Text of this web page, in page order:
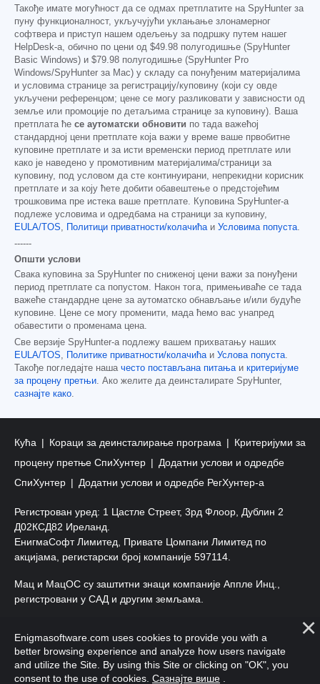
Такође имате могућност да се одмах претплатите на SpyHunter за
пуну функционалност, укључујући уклањање злонамерног
софтвера и приступ нашем одељењу за подршку путем нашег
HelpDesk-а, обично по цени од $49.98 полугодишње (SpyHunter
Basic Windows) и $79.98 полугодишње (SpyHunter Pro
Windows/SpyHunter за Mac) у складу са понуђеним материјалима
и условима странице за регистрацију/куповину (који су овде
укључени референцом; цене се могу разликовати у зависности од
земље или промоције по детаљима странице за куповину). Ваша
претплата ће се аутоматски обновити по тада важећој
стандардној цени претплате која важи у време ваше првобитне
куповине претплате и за исти временски период претплате или
како је наведено у промотивним материјалима/страници за
куповину, под условом да сте континуирани, непрекидни корисник
претплате и за коју ћете добити обавештење о предстојећим
трошковима пре истека ваше претплате. Куповина SpyHunter-а
подлеже условима и одредбама на страници за куповину,
EULA/TOS, Политици приватности/колачићаи Условима попуста.
------
Општи услови
Свака куповина за SpyHunter по сниженој цени важи за понуђени
период претплате са попустом. Након тога, примењиваће се тада
важеће стандардне цене за аутоматско обнављање и/или будуће
куповине. Цене се могу променити, мада ћемо вас унапред
обавестити о променама цена.
Све верзије SpyHunter-а подлежу вашем прихватању наших
EULA/TOS, Политике приватности/колачићаи Услова попуста.
Такође погледајте наша често постављана питањаи критеријуме
за процену претњи. Ако желите да деинсталирате SpyHunter,
сазнајте како.
Кућа Кораци за деинсталирање програма
Критеријуми за
процену претње СпиХунтер
Додатни услови и одредбе
СпиХунтер
Додатни услови и одредбе РегХунтер-а
Регистрован уред: 1 Цастле Стреет, 3рд Флоор, Дублин 2
Д02КСД82 Иреланд.
ЕнигмаСофт Лимитед, Привате Цомпани Лимитед по
акцијама, регистарски број компаније 597114.
Мац и МацОС су заштитни знаци компаније Аппле Инц.,
регистровани у САД и другим земљама.
задржана.
Enigmasoftware.com uses cookies to provide you with a
better browsing experience and analyze how users navigate
and utilize the Site. By using this Site or clicking on "OK", you
consent to the use of cookies. Сазнајте више